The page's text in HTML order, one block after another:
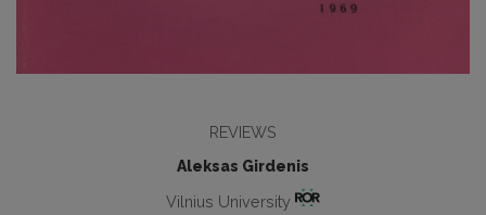
REVIEWS
Aleksas Girdenis
Vilnius University